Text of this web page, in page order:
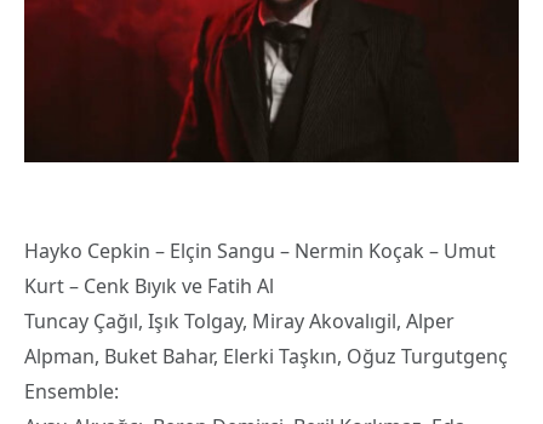
Hayko Cepkin – Elçin Sangu – Nermin Koçak – Umut
Kurt – Cenk Bıyık ve Fatih Al
Tuncay Çağıl, Işık Tolgay, Miray Akovalıgil, Alper
Alpman, Buket Bahar, Elerki Taşkın, Oğuz Turgutgenç
Ensemble: